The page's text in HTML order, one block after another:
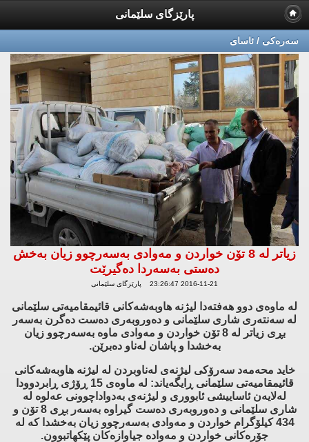
پارێزگای سلێمانی
سه‌ره‌كی / ئاسای
زیاتر له‌ 8 تۆن خواردن و مه‌وادی به‌سه‌رچوو زیان به‌خش
ده‌ستی به‌سه‌ردا ده‌گیرێت
2016-11-21 23:26:47 پارێزگای سلێمانی
له‌ ماوه‌ی دوو هه‌فته‌دا لیژنه‌ هاوبه‌شه‌كانی قائیمقامیه‌تی سلێمانی
له‌ سه‌نته‌ری شاری سلێمانی و ده‌وروبه‌ری ده‌ست ده‌گرن به‌سه‌ر
بڕی زیاتر له‌ 8 تۆن خواردن و مه‌وادی ماوه‌ به‌سه‌رچوو زیان
به‌خشدا و پاشان له‌ناو ده‌برێن.
خاید محه‌مه‌د سه‌رۆكی لیژنه‌ی له‌ناوبردن له‌ لیژنه‌ هاوبه‌شه‌كانی
قائیمقامیه‌تی سلێمانی ڕایگه‌یاند: له‌ ماوه‌ی 15 ڕۆژی ڕابردوودا
له‌لایه‌ن ئاساییشی ئابووری و لیژنه‌ی به‌دواداچوونی عه‌لوه‌ له‌
شاری سلێمانی و ده‌وروبه‌ری ده‌ست گیراوه‌ به‌سه‌ر بڕی 8 تۆن و
434 كیلۆگرام خواردن و مه‌وادی به‌سه‌رچوو زیان به‌خشدا كه‌ له‌
جۆره‌كانی خواردن و مه‌واده‌ جیاوازه‌كان پێكهاتبوون.